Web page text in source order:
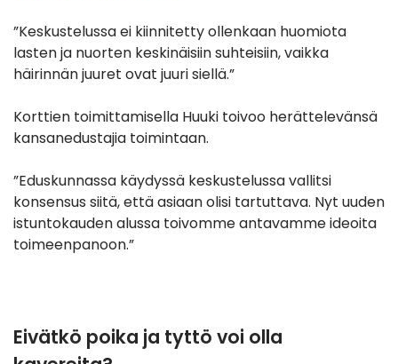
”Keskustelussa ei kiinnitetty ollenkaan huomiota
lasten ja nuorten keskinäisiin suhteisiin, vaikka
häirinnän juuret ovat juuri siellä.”
Korttien toimittamisella Huuki toivoo herättelevänsä
kansanedustajia toimintaan.
”Eduskunnassa käydyssä keskustelussa vallitsi
konsensus siitä, että asiaan olisi tartuttava. Nyt uuden
istuntokauden alussa toivomme antavamme ideoita
toimeenpanoon.”
Eivätkö poika ja tyttö voi olla